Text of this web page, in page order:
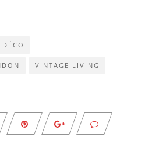
VINTAGE LIVING